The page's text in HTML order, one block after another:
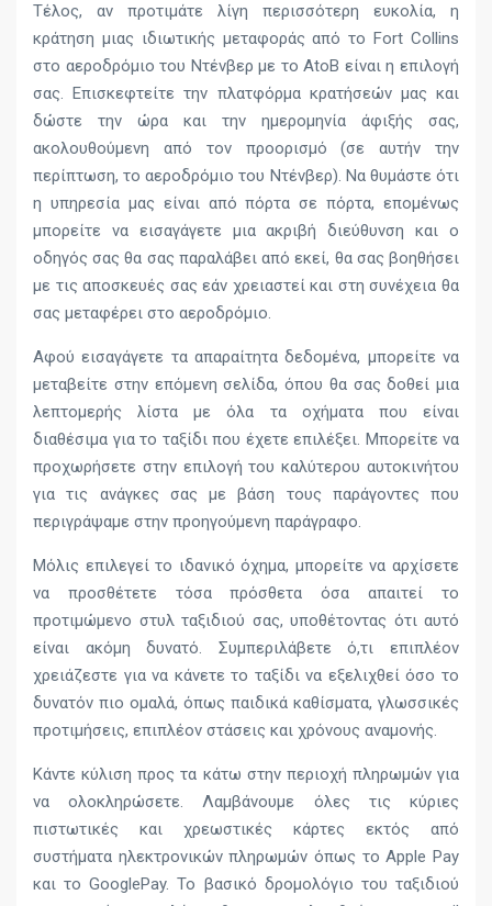
Τέλος, αν προτιμάτε λίγη περισσότερη ευκολία, η
κράτηση μιας ιδιωτικής μεταφοράς από το Fort Collins
στο αεροδρόμιο του Ντένβερ με το AtoB είναι η επιλογή
σας. Επισκεφτείτε την πλατφόρμα κρατήσεών μας και
δώστε την ώρα και την ημερομηνία άφιξής σας,
ακολουθούμενη από τον προορισμό (σε αυτήν την
περίπτωση, το αεροδρόμιο του Ντένβερ). Να θυμάστε ότι
η υπηρεσία μας είναι από πόρτα σε πόρτα, επομένως
μπορείτε να εισαγάγετε μια ακριβή διεύθυνση και ο
οδηγός σας θα σας παραλάβει από εκεί, θα σας βοηθήσει
με τις αποσκευές σας εάν χρειαστεί και στη συνέχεια θα
σας μεταφέρει στο αεροδρόμιο.
Αφού εισαγάγετε τα απαραίτητα δεδομένα, μπορείτε να
μεταβείτε στην επόμενη σελίδα, όπου θα σας δοθεί μια
λεπτομερής λίστα με όλα τα οχήματα που είναι
διαθέσιμα για το ταξίδι που έχετε επιλέξει. Μπορείτε να
προχωρήσετε στην επιλογή του καλύτερου αυτοκινήτου
για τις ανάγκες σας με βάση τους παράγοντες που
περιγράψαμε στην προηγούμενη παράγραφο.
Μόλις επιλεγεί το ιδανικό όχημα, μπορείτε να αρχίσετε
να προσθέτετε τόσα πρόσθετα όσα απαιτεί το
προτιμώμενο στυλ ταξιδιού σας, υποθέτοντας ότι αυτό
είναι ακόμη δυνατό. Συμπεριλάβετε ό,τι επιπλέον
χρειάζεστε για να κάνετε το ταξίδι να εξελιχθεί όσο το
δυνατόν πιο ομαλά, όπως παιδικά καθίσματα, γλωσσικές
προτιμήσεις, επιπλέον στάσεις και χρόνους αναμονής.
Κάντε κύλιση προς τα κάτω στην περιοχή πληρωμών για
να ολοκληρώσετε. Λαμβάνουμε όλες τις κύριες
πιστωτικές και χρεωστικές κάρτες εκτός από
συστήματα ηλεκτρονικών πληρωμών όπως το Apple Pay
και το GooglePay. Το βασικό δρομολόγιο του ταξιδιού